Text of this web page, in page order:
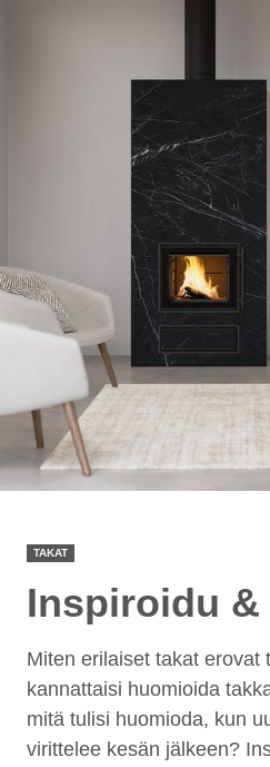
TAKAT
Inspiroidu &
Miten erilaiset takat erovat
kannattaisi huomioida
mitä tulisi huomioda, kun
virittelee kesän jälkeen?